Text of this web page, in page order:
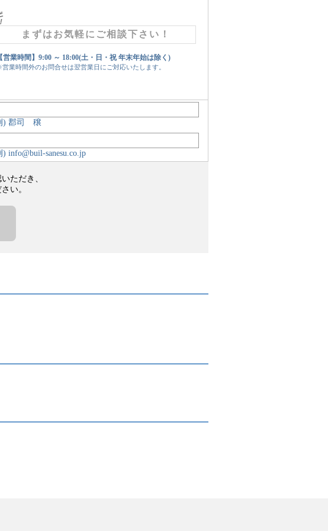
まずはお気軽にご相談下さい！
【営業時間】9:00 ～ 18:00(土・日・祝 年末年始は除く)
業時間外のお問合せは翌営業日にご対応いたします。
) 郡司 穣
) info@buil-sanesu.co.jp
ただき、
い。